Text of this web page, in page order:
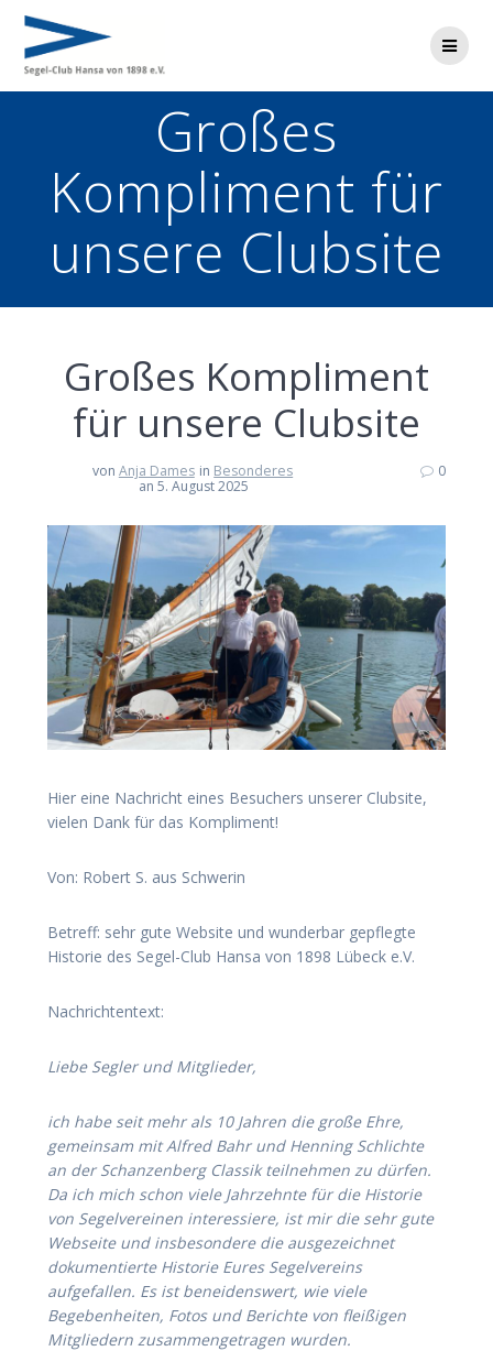
Großes
Kompliment für
unsere Clubsite
Großes Kompliment
für unsere Clubsite
von Anja Dames in Besonderes
an 5. August 2025
0
Hier eine Nachricht eines Besuchers unserer Clubsite,
vielen Dank für das Kompliment!
Von: Robert S. aus Schwerin
Betreff: sehr gute Website und wunderbar gepflegte
Historie des Segel-Club Hansa von 1898 Lübeck e.V.
Nachrichtentext:
Liebe Segler und Mitglieder,
ich habe seit mehr als 10 Jahren die große Ehre,
gemeinsam mit Alfred Bahr und Henning Schlichte
an der Schanzenberg Classik teilnehmen zu dürfen.
Da ich mich schon viele Jahrzehnte für die Historie
von Segelvereinen interessiere, ist mir die sehr gute
Webseite und insbesondere die ausgezeichnet
dokumentierte Historie Eures Segelvereins
aufgefallen. Es ist beneidenswert, wie viele
Begebenheiten, Fotos und Berichte von fleißigen
Mitgliedern zusammengetragen wurden.